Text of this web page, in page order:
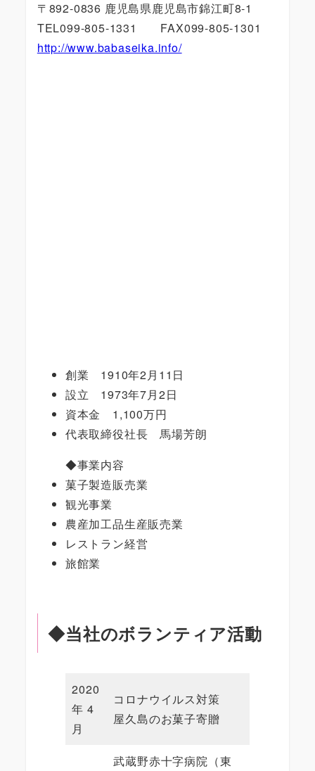
〒892-0836 鹿児島県鹿児島市錦江町8-1
TEL099-805-1331 FAX099-805-1301
http://www.babaseika.info/
創業 1910年2月11日
設立 1973年7月2日
資本金 1,100万円
代表取締役社長 馬場芳朗
◆事業内容
菓子製造販売業
観光事業
農産加工品生産販売業
レストラン経営
旅館業
◆当社のボランティア活動
2020
年 4
月
コロナウイルス対策
屋久島のお菓子寄贈
武蔵野赤十字病院（東